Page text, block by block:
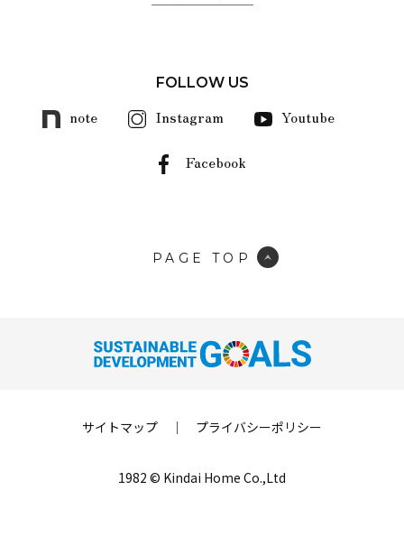
FOLLOW US
note Instagram Youtube
Facebook
PAGE TOP
サイトマップ ｜ プライバシーポリシー
1982 © Kindai Home Co.,Ltd